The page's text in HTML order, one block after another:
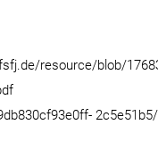
resource/blob/